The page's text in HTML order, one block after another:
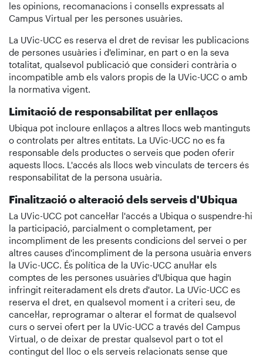
les opinions, recomanacions i consells expressats al
Campus Virtual per les persones usuàries.
La UVic-UCC es reserva el dret de revisar les publicacions
de persones usuàries i d'eliminar, en part o en la seva
totalitat, qualsevol publicació que consideri contrària o
incompatible amb els valors propis de la UVic-UCC o amb
la normativa vigent.
Limitació de responsabilitat per enllaços
Ubiqua pot incloure enllaços a altres llocs web mantinguts
o controlats per altres entitats. La UVic-UCC no es fa
responsable dels productes o serveis que poden oferir
aquests llocs. L'accés als llocs web vinculats de tercers és
responsabilitat de la persona usuària.
Finalització o alteració dels serveis d'Ubiqua
La UVic-UCC pot cancel·lar l'accés a Ubiqua o suspendre-hi
la participació, parcialment o completament, per
incompliment de les presents condicions del servei o per
altres causes d'incompliment de la persona usuària envers
la UVic-UCC. És política de la UVic-UCC anul·lar els
comptes de les persones usuàries d'Ubiqua que hagin
infringit reiteradament els drets d'autor. La UVic-UCC es
reserva el dret, en qualsevol moment i a criteri seu, de
cancel·lar, reprogramar o alterar el format de qualsevol
curs o servei ofert per la UVic-UCC a través del Campus
Virtual, o de deixar de prestar qualsevol part o tot el
contingut del lloc o els serveis relacionats sense que